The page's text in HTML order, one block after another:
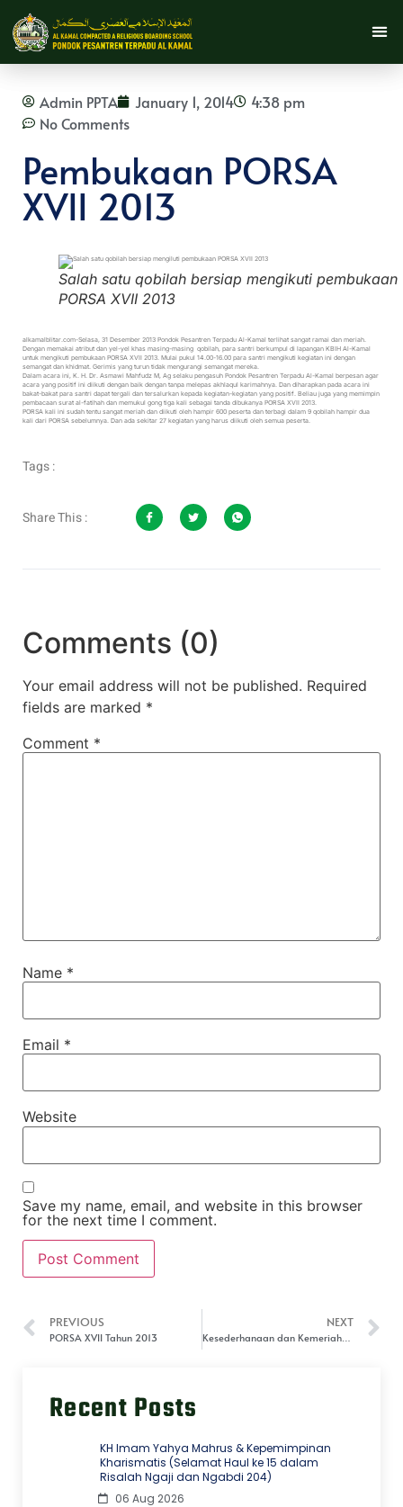
Admin PPTA January 1, 2014
4:38 pm
No Comments
Pembukaan PORSA
XVII 2013
Salah satu qobilah bersiap mengikuti pembukaan
PORSA XVII 2013
alkamalblitar.com-Selasa, 31 Desember 2013 Pondok Pesantren Terpadu Al-Kamal terlihat sangat ramai dan meriah.
Dengan memakai atribut dan yel-yel khas masing-masing qobilah, para santri berkumpul di lapangan KBIH Al-Kamal
untuk mengikuti pembukaan PORSA XVII 2013. Mulai pukul 14.00-16.00 para santri mengikuti kegiatan ini dengan
semangat dan khidmat. Gerimis yang turun tidak mengurangi semangat mereka.
Dalam acara ini, K. H. Dr. Asmawi Mahfudz M, Ag selaku pengasuh Pondok Pesantren Terpadu Al-Kamal berpesan agar
acara yang positif ini diikuti dengan baik dengan tanpa melepas akhlaqul karimahnya. Dan diharapkan pada acara ini
bakat-bakat para santri dapat tergali dan tersalurkan kepada kegiatan-kegiatan yang positif. Beliau juga yang memimpin
pembacaan surat al-fatihah dan memukul gong tiga kali sebagai tanda dibukanya PORSA XVII 2013.
PORSA kali ini sudah tentu sangat meriah dan diikuti oleh hampir 600 peserta dan terbagi dalam 9 qobilah hampir dua
kali dari PORSA sebelumnya. Dan ada sekitar 27 kegiatan yang harus diikuti oleh semua peserta.
Tags :
Share This :
Comments (0)
Your email address will not be published. Required
fields are marked *
Comment *
Name *
Email *
Website
Save my name, email, and website in this browser
for the next time I comment.
PREVIOUS
PORSA XVII Tahun 2013
NEXT
Kesederhanaan dan Kemeriahan Peringatan Maulid Nabi di P.P Terpadu Al-Kamal
Recent Posts
KH Imam Yahya Mahrus & Kepemimpinan
Kharismatis (Selamat Haul ke 15 dalam
Risalah Ngaji dan Ngabdi 204)
06 Aug 2026